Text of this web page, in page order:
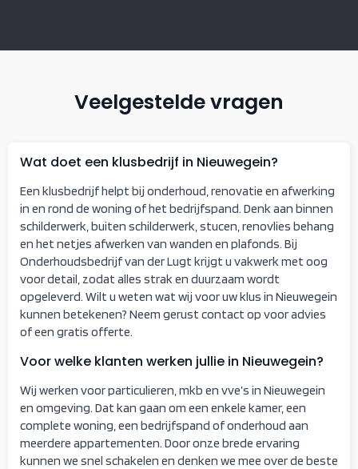
Veelgestelde vragen
Wat doet een klusbedrijf in Nieuwegein?
Een klusbedrijf helpt bij onderhoud, renovatie en afwerking
in en rond de woning of het bedrijfspand. Denk aan binnen
schilderwerk, buiten schilderwerk, stucen, renovlies behang
en het netjes afwerken van wanden en plafonds. Bij
Onderhoudsbedrijf van der Lugt krijgt u vakwerk met oog
voor detail, zodat alles strak en duurzaam wordt
opgeleverd. Wilt u weten wat wij voor uw klus in Nieuwegein
kunnen betekenen? Neem gerust contact op voor advies
of een gratis offerte.
Voor welke klanten werken jullie in Nieuwegein?
Wij werken voor particulieren, mkb en vve’s in Nieuwegein
en omgeving. Dat kan gaan om een enkele kamer, een
complete woning, een bedrijfspand of onderhoud aan
meerdere appartementen. Door onze brede ervaring
kunnen we snel schakelen en denken we mee over de beste